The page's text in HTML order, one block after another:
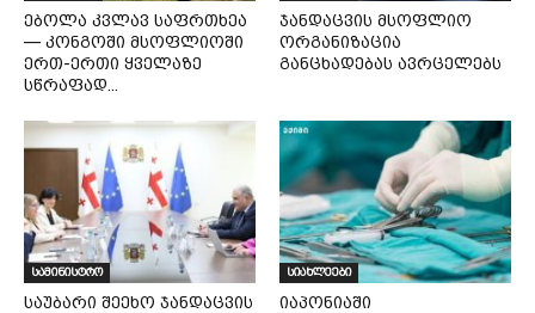
ებოლა კვლავ საფრთხეა
— კონგოში მსოფლიოში
ერთ-ერთი ყველაზე
სწრაფად...
ჯანდაცვის მსოფლიო
ორგანიზაცია
განცხადებას ავრცელებს
სამინისტრო
საუბარი შეეხო ჯანდაცვის
სიახლეები
იაპონიაში